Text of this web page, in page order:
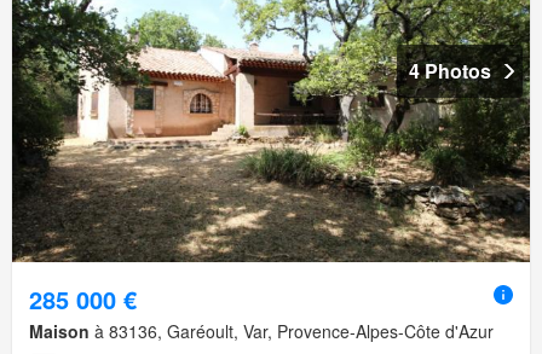
4 Photos
285 000 €
Maison à 83136, Garéoult, Var, Provence-Alpes-Côte d'Azur